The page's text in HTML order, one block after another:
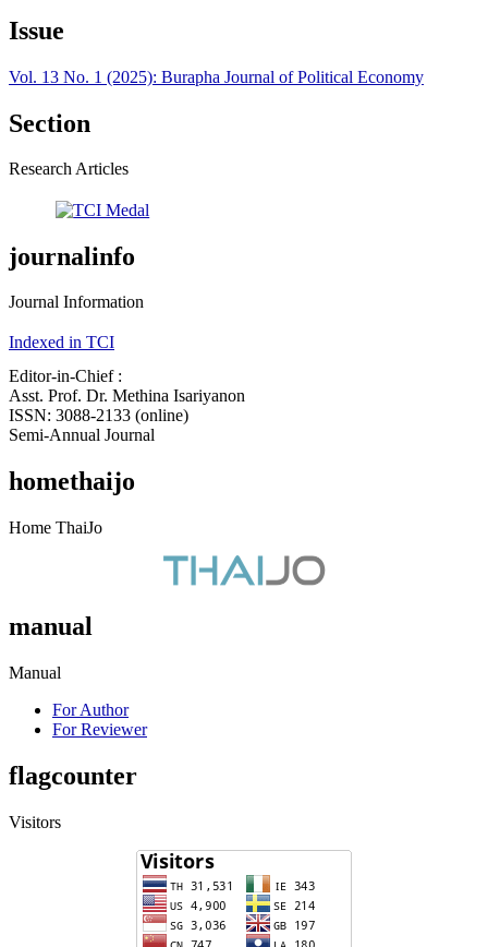
Issue
Vol. 13 No. 1 (2025): Burapha Journal of Political Economy
Section
Research Articles
journalinfo
Journal Information
Indexed in TCI
Editor-in-Chief :
Asst. Prof. Dr. Methina Isariyanon
ISSN: 3088-2133 (online)
Semi-Annual Journal
homethaijo
Home ThaiJo
manual
Manual
For Author
For Reviewer
flagcounter
Visitors